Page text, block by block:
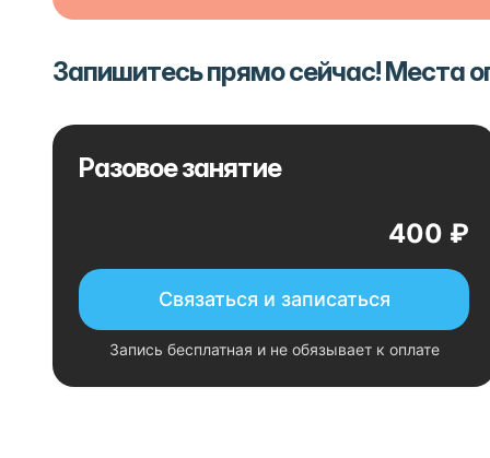
Запишитесь прямо сейчас! Места
Разовое занятие
400 ₽
Связаться и записаться
Запись бесплатная и не обязывает к оплате